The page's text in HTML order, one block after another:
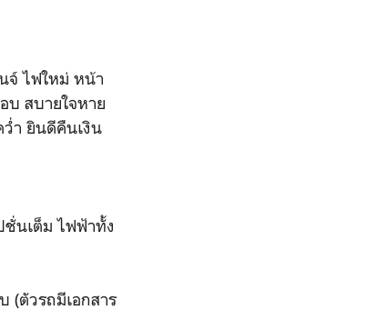
จ์ ไฟใหม่ หน้า
บ สบายใจหาย
ำ ยินดีคืนเงิน
ชั่นเต็ม ไฟฟ้าทั้ง
(ตัวรถมีเอกสาร